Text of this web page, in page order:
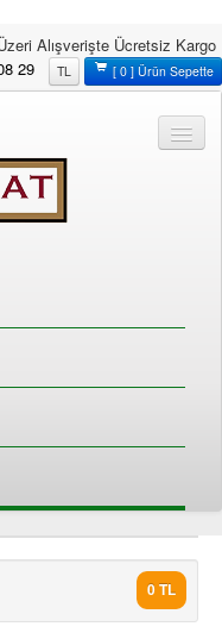
Alışverişte Ücretsiz Kargo
29 TL [ 0 ] Ürün Sepette
0 TL